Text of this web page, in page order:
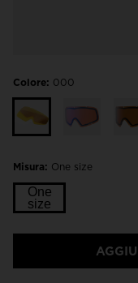
Colore: 000
Misura: One size
One
size